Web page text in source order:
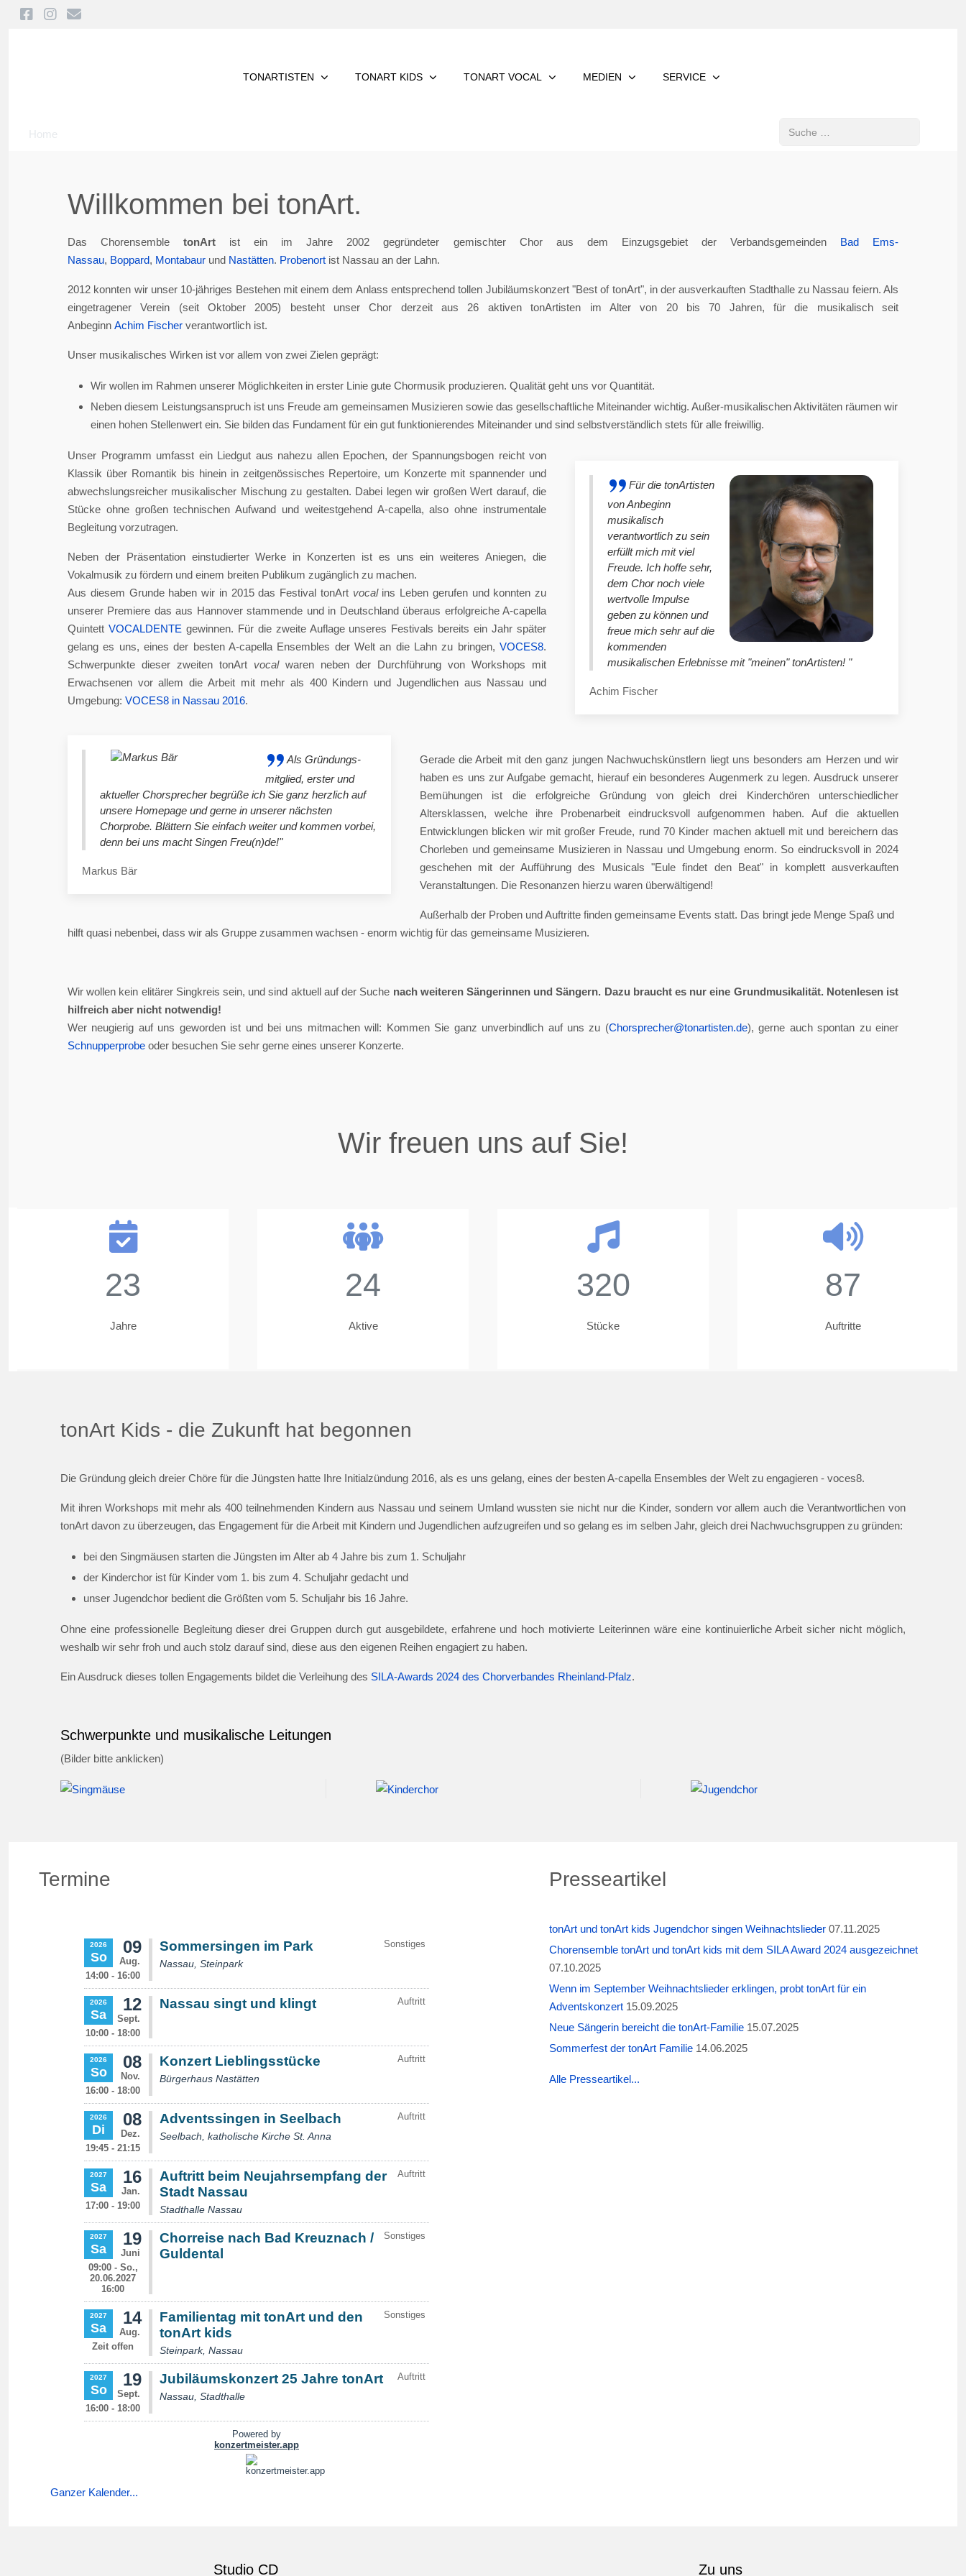
TONARTISTEN TONART KIDS TONART VOCAL MEDIEN SERVICE
Home
Suchen
Willkommen bei tonArt.
Das ChorensembletonArt ist ein im Jahre 2002 gegründeter gemischter Chor aus dem Einzugsgebiet der Verbandsgemeinden Bad Ems-
Nassau, Boppard, Montabaur und Nastätten. Probenort ist Nassau an der Lahn.
2012 konnten wir unser 10-jähriges Bestehen mit einem dem Anlass entsprechend tollen Jubiläumskonzert "Best of tonArt", in der ausverkauften Stadthalle zu Nassau feiern. Als
eingetragener Verein (seit Oktober 2005) besteht unser Chor derzeit aus 26 aktiven tonArtisten im Alter von 20 bis 70 Jahren, für die musikalisch seit
Anbeginn Achim Fischer verantwortlich ist.
Unser musikalisches Wirken ist vor allem von zwei Zielen geprägt:
Wir wollen im Rahmen unserer Möglichkeiten in erster Linie gute Chormusik produzieren. Qualität geht uns vor Quantität.
Neben diesem Leistungsanspruch ist uns Freude am gemeinsamen Musizieren sowie das gesellschaftliche Miteinander wichtig. Außer-musikalischen Aktivitäten räumen wir
einen hohen Stellenwert ein. Sie bilden das Fundament für ein gut funktionierendes Miteinander und sind selbstverständlich stets für alle freiwillig.
Für die tonArtisten
von Anbeginn
musikalisch
verantwortlich zu sein
erfüllt mich mit viel
Freude. Ich hoffe sehr,
dem Chor noch viele
wertvolle Impulse
geben zu können und
freue mich sehr auf die
kommenden
musikalischen Erlebnisse mit "meinen" tonArtisten! "
Achim Fischer
Unser Programm umfasst ein Liedgut aus nahezu allen Epochen, der Spannungsbogen reicht von
Klassik über Romantik bis hinein in zeitgenössisches Repertoire, um Konzerte mit spannender und
abwechslungsreicher musikalischer Mischung zu gestalten. Dabei legen wir großen Wert darauf, die
Stücke ohne großen technischen Aufwand und weitestgehend A-capella, also ohne instrumentale
Begleitung vorzutragen.
Neben der Präsentation einstudierter Werke in Konzerten ist es uns ein weiteres Aniegen, die
Vokalmusik zu fördern und einem breiten Publikum zugänglich zu machen.
Aus diesem Grunde haben wir in 2015 das Festival tonArt vocal ins Leben gerufen und konnten zu
unserer Premiere das aus Hannover stammende und in Deutschland überaus erfolgreiche A-capella
Quintett VOCALDENTE gewinnen. Für die zweite Auflage unseres Festivals bereits ein Jahr später
gelang es uns, eines der besten A-capella Ensembles der Welt an die Lahn zu bringen, VOCES8.
Schwerpunkte dieser zweiten tonArt vocalwaren neben der Durchführung von Workshops mit
Erwachsenen vor allem die Arbeit mit mehr als 400 Kindern und Jugendlichen aus Nassau und
Umgebung: VOCES8 in Nassau 2016.
Als Gründungs-
mitglied, erster und
aktueller Chorsprecher begrüße ich Sie ganz herzlich auf
unsere Homepage und gerne in unserer nächsten
Chorprobe. Blättern Sie einfach weiter und kommen vorbei,
denn bei uns macht Singen Freu(n)de!"
Markus Bär
Gerade die Arbeit mit den ganz jungen Nachwuchskünstlern liegt uns besonders am Herzen und wir
haben es uns zur Aufgabe gemacht, hierauf ein besonderes Augenmerk zu legen. Ausdruck unserer
Bemühungen ist die erfolgreiche Gründung von gleich drei Kinderchören unterschiedlicher
Altersklassen, welche ihre Probenarbeit eindrucksvoll aufgenommen haben. Auf die aktuellen
Entwicklungen blicken wir mit großer Freude, rund 70 Kinder machen aktuell mit und bereichern das
Chorleben und gemeinsame Musizieren in Nassau und Umgebung enorm. So eindrucksvoll in 2024
geschehen mit der Aufführung des Musicals "Eule findet den Beat" in komplett ausverkauften
Veranstaltungen. Die Resonanzen hierzu waren überwältigend!
Außerhalb der Proben und Auftritte finden gemeinsame Events statt. Das bringt jede Menge Spaß und
hilft quasi nebenbei, dass wir als Gruppe zusammen wachsen - enorm wichtig für das gemeinsame Musizieren.
Wir wollen kein elitärer Singkreis sein, und sind aktuell auf der Suche nach weiteren Sängerinnen und Sängern. Dazu braucht es nur eine Grundmusikalität. Notenlesen ist
hilfreich aber nicht notwendig!
Wer neugierig auf uns geworden ist und bei uns mitmachen will: Kommen Sie ganz unverbindlich auf uns zu (Chorsprecher@tonartisten.de), gerne auch spontan zu einer
Schnupperprobe oder besuchen Sie sehr gerne eines unserer Konzerte.
Wir freuen uns auf Sie!
23
Jahre
24
Aktive
320
Stücke
87
Auftritte
tonArt Kids - die Zukunft hat begonnen
Die Gründung gleich dreier Chöre für die Jüngsten hatte Ihre Initialzündung 2016, als es uns gelang, eines der besten A-capella Ensembles der Welt zu engagieren - voces8.
Mit ihren Workshops mit mehr als 400 teilnehmenden Kindern aus Nassau und seinem Umland wussten sie nicht nur die Kinder, sondern vor allem auch die Verantwortlichen von
tonArt davon zu überzeugen, das Engagement für die Arbeit mit Kindern und Jugendlichen aufzugreifen und so gelang es im selben Jahr, gleich drei Nachwuchsgruppen zu gründen:
bei den Singmäusen starten die Jüngsten im Alter ab 4 Jahre bis zum 1. Schuljahr
der Kinderchor ist für Kinder vom 1. bis zum 4. Schuljahr gedacht und
unser Jugendchor bedient die Größten vom 5. Schuljahr bis 16 Jahre.
Ohne eine professionelle Begleitung dieser drei Gruppen durch gut ausgebildete, erfahrene und hoch motivierte Leiterinnen wäre eine kontinuierliche Arbeit sicher nicht möglich,
weshalb wir sehr froh und auch stolz darauf sind, diese aus den eigenen Reihen engagiert zu haben.
Ein Ausdruck dieses tollen Engagements bildet die Verleihung des SILA-Awards 2024 des Chorverbandes Rheinland-Pfalz.
Schwerpunkte und musikalische Leitungen
(Bilder bitte anklicken)
Termine
Ganzer Kalender...
Presseartikel
tonArt und tonArt kids Jugendchor singen Weihnachtslieder 07.11.2025
Chorensemble tonArt und tonArt kids mit dem SILA Award 2024 ausgezeichnet
07.10.2025
Wenn im September Weihnachtslieder erklingen, probt tonArt für ein
Adventskonzert 15.09.2025
Neue Sängerin bereicht die tonArt-Familie 15.07.2025
Sommerfest der tonArt Familie 14.06.2025
Alle Presseartikel...
Studio CD Zu uns